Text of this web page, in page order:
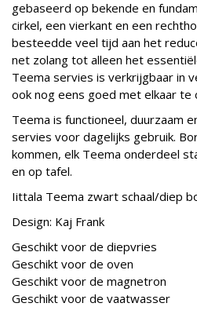
gebaseerd op bekende en
cirkel, een vierkant en een
besteedde veel tijd aan het
net zolang tot alleen het
Teema servies is verkrijgbaar in
ook nog eens goed met elkaar te
Teema is functioneel, duurzaam
servies voor dagelijks gebruik.
kommen, elk Teema onderdeel
en op tafel.
Iittala Teema zwart schaal/diep
Design: Kaj Frank
Geschikt voor de diepvries
Geschikt voor de oven
Geschikt voor de magnetron
Geschikt voor de vaatwasser